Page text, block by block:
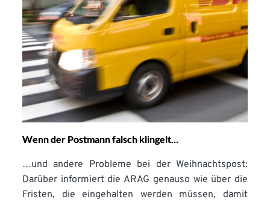
Wenn der Postmann falsch klingelt…
…und andere Probleme bei der Weihnachtspost:
Darüber informiert die ARAG genauso wie über die
Fristen, die eingehalten werden müssen, damit